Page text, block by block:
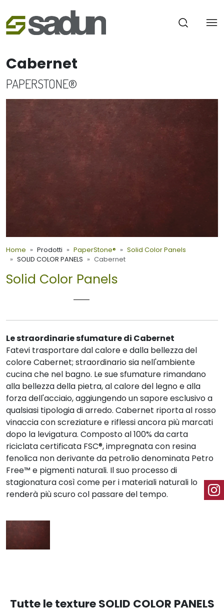
Cabernet
PAPERSTONE®
Home Prodotti PaperStone®
Solid Color Panels
SOLID COLOR PANELS
Cabernet
Solid Color Panels
Le straordinarie sfumature di Cabernet
Fatevi trasportare dal calore e dalla bellezza del
colore Cabernet; straordinario sia nell'ambiente
cucina che nel bagno. Le sue sfumature rimandano
alla bellezza della pietra, al calore del legno e alla
forza dell'acciaio, aggiungendo un sapore esclusivo a
qualsiasi tipologia di arredo. Cabernet riporta al rosso
vinaccia con screziature e riflessi ancora più marcati
dopo la levigatura. Composto al 100% da carta
riciclata certificata FSC®, impregnata con resina
fenolica non derivante da petrolio denominata Petro
Free™ e pigmenti naturali. Il suo processo di
stagionatura così come per i materiali naturali lo
renderà più scuro col passare del tempo.
Tutte le texture SOLID COLOR PANELS